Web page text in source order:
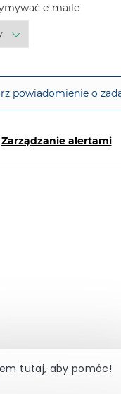
e-maileRequired
powiadomienie o
Zarządzanie alertami
tutaj, aby pomóc!